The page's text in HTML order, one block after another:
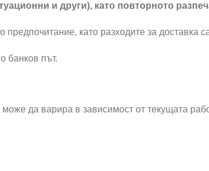
и други), като повторното
като разходите за доставка
банков път.
да варира в зависимост от текущата